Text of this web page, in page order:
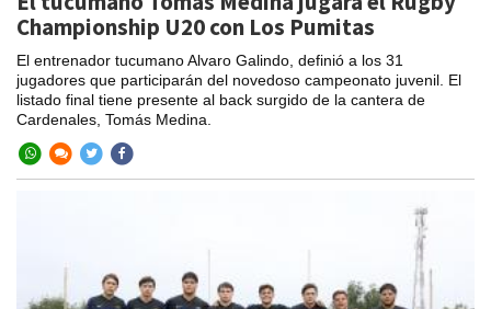
Championship U20 con Los Pumitas
El entrenador tucumano Alvaro Galindo, definió a los 31
jugadores que participarán del novedoso campeonato juvenil. El
listado final tiene presente al back surgido de la cantera de
Cardenales, Tomás Medina.